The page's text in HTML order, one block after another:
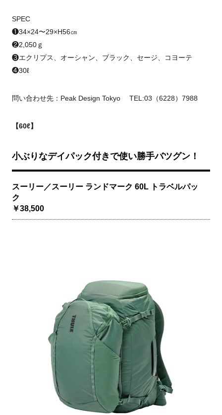
SPEC
❶34×24〜29×H56㎝
❷2,050ｇ
❸エクリプス、オーシャン、ブラック、セージ、コヨーテ
❹30ℓ
問い合わせ先：Peak Design Tokyo TEL:03（6228）7988
【60ℓ】
小ぶりなデイパック付きで使い勝手バツグン！
スーリー／スーリー ランドマーク 60L トラベルパッ
ク
￥38,500